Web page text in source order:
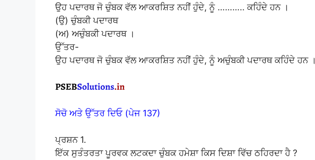
ਉਹ ਪਦਾਰਥ ਜੋ ਚੁੰਬਕ ਵੱਲ ਆਕਰਸ਼ਿਤ ਨਹੀਂ ਹੁੰਦੇ, ਨੂੰ ……….. ਕਹਿੰਦੇ ਹਨ ।
(ਉ) ਚੁੰਬਕੀ ਪਦਾਰਥ
(ਅ) ਅਚੁੰਬਕੀ ਪਦਾਰਥ ।
ਉੱਤਰ-
ਉਹ ਪਦਾਰਥ ਜੋ ਚੁੰਬਕ ਵੱਲ ਆਕਰਸ਼ਿਤ ਨਹੀਂ ਹੁੰਦੇ, ਨੂੰ ਅਚੁੰਬਕੀ ਪਦਾਰਥ ਕਹਿੰਦੇ ਹਨ ।
ਸੋਚੋ ਅਤੇ ਉੱਤਰ ਦਿਓ (ਪੇਜ 137)
ਪ੍ਰਸ਼ਨ 1.
ਇੱਕ ਸੁਤੰਤਰਤਾ ਪੂਰਵਕ ਲਟਕਦਾ ਚੁੰਬਕ ਹਮੇਸ਼ਾ ਕਿਸ ਦਿਸ਼ਾ ਵਿੱਚ ਠਹਿਰਦਾ ਹੈ ?